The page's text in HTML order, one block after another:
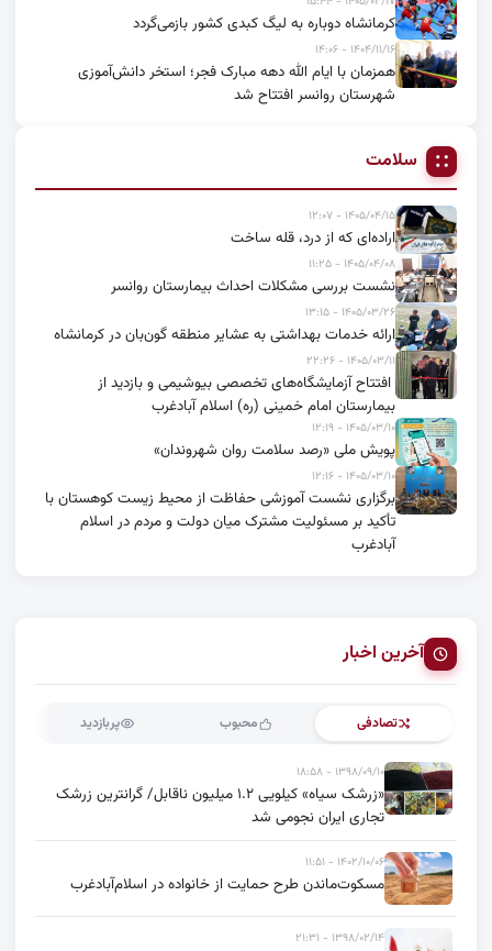
کرمانشاه دوباره به لیگ کبدی کشور بازمی‌گردد
۱۴۰۴/۱۱/۱۶ - ۱۴:۰۶
همزمان با ایام الله دهه مبارک فجر؛ استخر دانش‌آموزی
شهرستان روانسر افتتاح شد
سلامت
۱۴۰۵/۰۴/۱۵ - ۱۲:۰۷
اراده‌ای که از درد، قله ساخت
۱۴۰۵/۰۴/۰۸ - ۱۱:۲۵
نشست بررسی مشکلات احداث بیمارستان روانسر
۱۴۰۵/۰۳/۲۶ - ۱۳:۱۵
ارائه خدمات بهداشتی به عشایر منطقه گون‌بان در کرمانشاه
۱۴۰۵/۰۳/۱۱ - ۲۲:۲۶
افتتاح آزمایشگاه‌های تخصصی بیوشیمی و بازدید از
بیمارستان امام خمینی (ره) اسلام آبادغرب
۱۴۰۵/۰۳/۱۰ - ۱۲:۱۹
پویش ملی «رصد سلامت روان شهروندان»
۱۴۰۵/۰۳/۱۰ - ۱۲:۱۶
برگزاری نشست آموزشی حفاظت از محیط زیست کوهستان با
تأکید بر مسئولیت مشترک میان دولت و مردم در اسلام
آبادغرب
آخرین اخبار
تصادفی محبوب پربازدید
۱۳۹۸/۰۹/۱۰ - ۱۸:۵۸
«زرشک سیاه» کیلویی ۱.۲ میلیون ناقابل/ گرانترین زرشک
تجاری ایران نجومی شد
۱۴۰۲/۱۰/۰۶ - ۱۱:۵۱
مسکوت‌ماندن طرح حمایت از خانواده در اسلام‌آبادغرب
۱۳۹۸/۰۲/۱۴ - ۲۱:۳۱